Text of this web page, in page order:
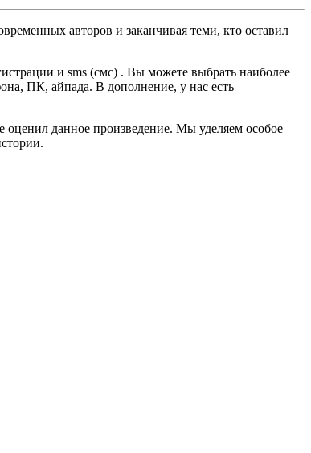
авторов и заканчивая теми, кто оставил
и sms (смс) . Вы можете выбрать наиболее
ПК, айпада. В дополнение, у нас есть
оценил данное произведение. Мы уделяем особое